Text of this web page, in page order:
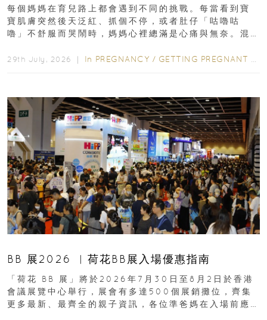
每個媽媽在育兒路上都會遇到不同的挑戰。每當看到寶
寶肌膚突然後天泛紅、抓個不停，或者肚仔「咕嚕咕
嚕」不舒服而哭鬧時，媽媽心裡總滿是心痛與無奈。混
29th July, 2026 ｜ In PREGNANCY / GETTING PREGNANT
BB 展2026 ︳荷花BB展入場優惠指南
「荷花 BB 展」將於2026年7月30日至8月2日於香港
會議展覽中心舉行，展會有多達500個展銷攤位，齊集
更多最新、最齊全的親子資訊，各位準爸媽在入場前應